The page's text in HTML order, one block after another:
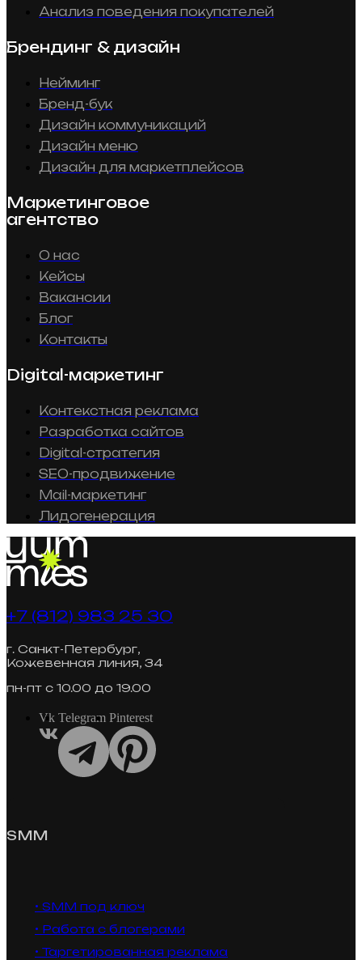
Анализ поведения покупателей
Брендинг & дизайн
Нейминг
Бренд-бук
Дизайн коммуникаций
Дизайн меню
Дизайн для маркетплейсов
Маркетинговое
агентство
О нас
Кейсы
Вакансии
Блог
Контакты
Digital-маркетинг
Контекстная реклама
Разработка сайтов
Digital-стратегия
SEO-продвижение
Mail-маркетинг
Лидогенерация
+7 (812) 983 25 30
г. Санкт-Петербург,
Кожевенная линия, 34
пн-пт с 10.00 до 19.00
Vk Telegram Pinterest
SMM
• SMM под ключ
• Работа с блогерами
• Таргетированная реклама